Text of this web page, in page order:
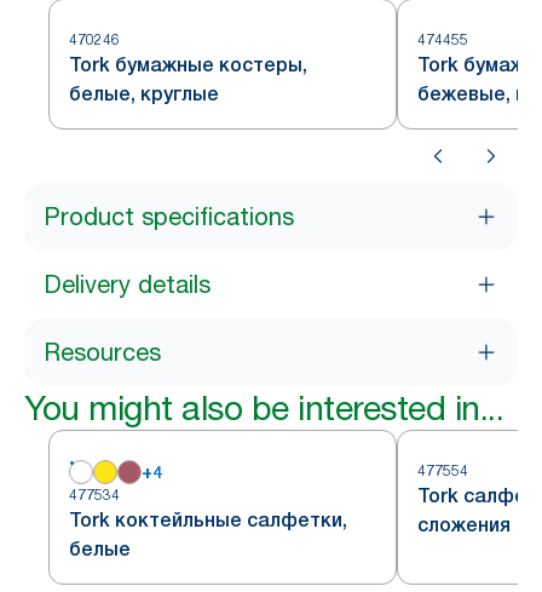
470246
Tork бумажные костеры,
белые, круглые
474455
Tork
бежевые,
Product specifications
Delivery details
Resources
You might also be interested in...
+4
477534
Tork коктейльные салфетки,
белые
477554
Tork
сложения